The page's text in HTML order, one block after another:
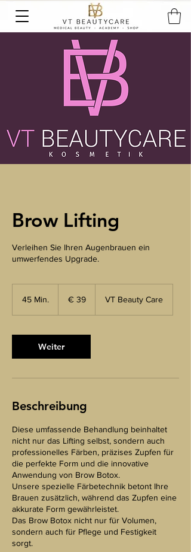
Brow Lifting
Verleihen Sie Ihren Augenbrauen ein
umwerfendes Upgrade.
45 Min.
i
n
€ 39 VT Beauty Care
Weiter
Beschreibung
Diese umfassende Behandlung beinhaltet
nicht nur das Lifting selbst, sondern auch
professionelles Färben, präzises Zupfen für
die perfekte Form und die innovative
Anwendung von Brow Botox.
Unsere spezielle Färbetechnik betont Ihre
Brauen zusätzlich, während das Zupfen eine
akkurate Form gewährleistet.
Das Brow Botox nicht nur für Volumen,
sondern auch für Pflege und Festigkeit
sorgt.